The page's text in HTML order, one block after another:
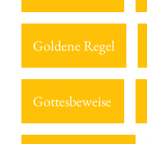
Goldene Regel
Gottesbeweise